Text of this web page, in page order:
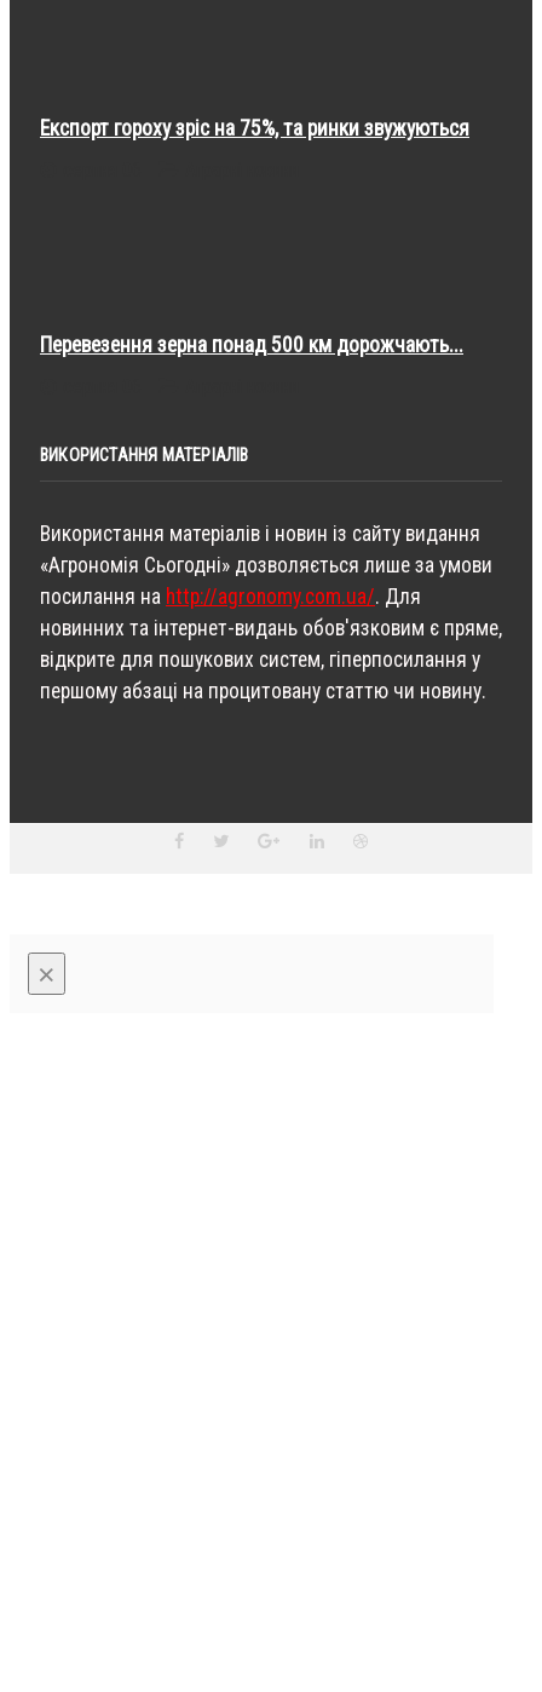
Експорт гороху зріс на 75%, та ринки звужуються
Перевезення зерна понад 500 км дорожчають...
ВИКОРИСТАННЯ МАТЕРІАЛІВ
Використання матеріалів і новин із сайту видання
«Агрономія Сьогодні» дозволяється лише за умови
посилання на http://agronomy.com.ua/. Для
новинних та інтернет-видань обов'язковим є пряме,
відкрите для пошукових систем, гіперпосилання у
першому абзаці на процитовану статтю чи новину.
×